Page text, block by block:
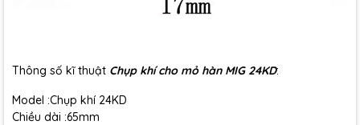
Thông số kĩ thuật Chụp khí cho mỏ hàn MIG 24KD:
Model :Chụp khí 24KD
Chiều dài :65mm